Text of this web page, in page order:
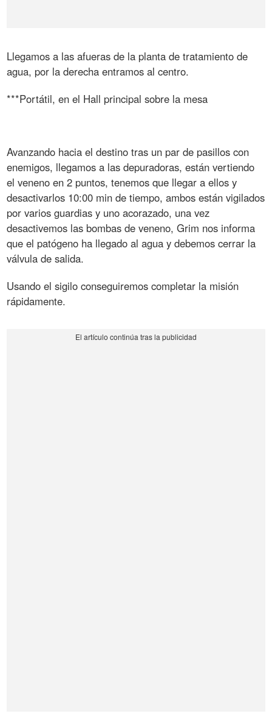
Llegamos a las afueras de la planta de tratamiento de
agua, por la derecha entramos al centro.
***Portátil, en el Hall principal sobre la mesa
Avanzando hacia el destino tras un par de pasillos con
enemigos, llegamos a las depuradoras, están vertiendo
el veneno en 2 puntos, tenemos que llegar a ellos y
desactivarlos 10:00 min de tiempo, ambos están vigilados
por varios guardias y uno acorazado, una vez
desactivemos las bombas de veneno, Grim nos informa
que el patógeno ha llegado al agua y debemos cerrar la
válvula de salida.
Usando el sigilo conseguiremos completar la misión
rápidamente.